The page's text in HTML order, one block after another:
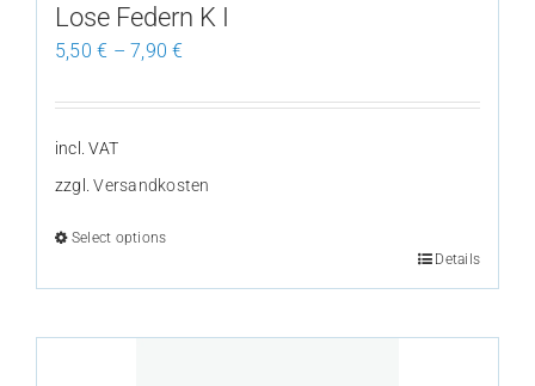
product
page
Lose Federn K I
5,50€ –7,90€
incl. VAT
zzgl.Versandkosten
Select options
product
Details